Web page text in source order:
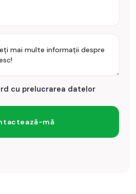
cu prelucrarea datelor